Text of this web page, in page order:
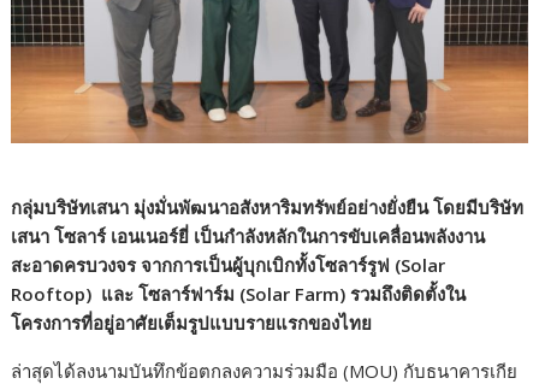
กลุ่มบริษัทเสนา มุ่งมั่นพัฒนาอสังหาริมทรัพย์อย่างยั่งยืน โดยมีบริษัท
เสนา โซลาร์ เอนเนอร์ยี่ เป็นกำลังหลักในการขับเคลื่อนพลังงาน
สะอาดครบวงจร จากการเป็นผู้บุกเบิกทั้งโซลาร์รูฟ (Solar
Rooftop) และ โซลาร์ฟาร์ม (Solar Farm) รวมถึงติดตั้งใน
โครงการที่อยู่อาศัยเต็มรูปแบบรายแรกของไทย
ล่าสุดได้ลงนามบันทึกข้อตกลงความร่วมมือ (MOU) กับธนาคารเกีย